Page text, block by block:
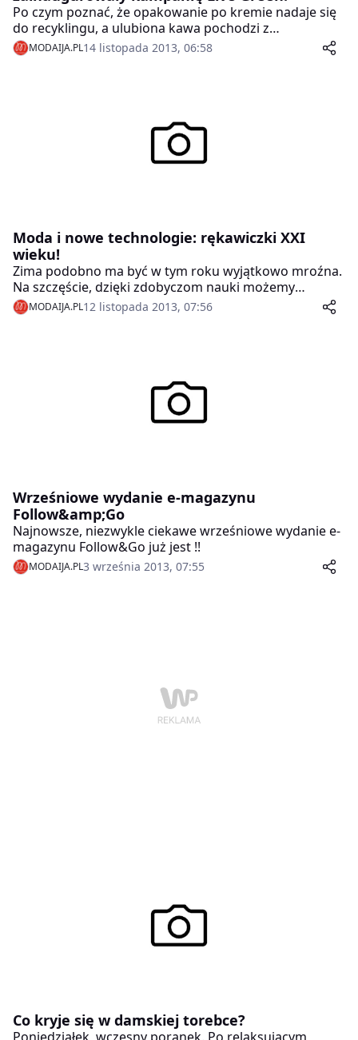
Po czym poznać, że opakowanie po kremie nadaje się
do recyklingu, a ulubiona kawa pochodzi z
ekologicznej plantacji? Jak zrozumieć, co kryje się pod
określeniami kosmetyk organiczny i naturalny?
MODAIJA.PL14 listopada 2013, 06:58
Moda i nowe technologie: rękawiczki XXI
wieku!
Zima podobno ma być w tym roku wyjątkowo mroźna.
Na szczęście, dzięki zdobyczom nauki możemy
również i w śniegu podążać zgodnie z modą i wygodą.
Dla wszystkich maniaków nowych technologii, którzy
MODAIJA.PL12 listopada 2013, 07:56
Wrześniowe wydanie e-magazynu
Follow&amp;Go
Najnowsze, niezwykle ciekawe wrześniowe wydanie e-
magazynu Follow&Go już jest !!
MODAIJA.PL3 września 2013, 07:55
Co kryje się w damskiej torebce?